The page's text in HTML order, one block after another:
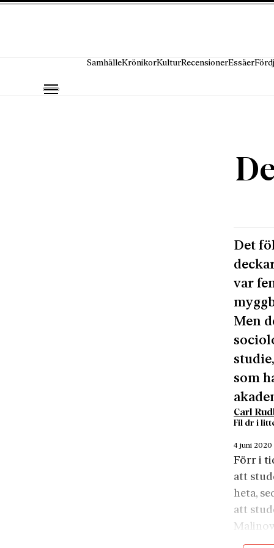
SamhälleKrönikorKulturRecensionerEssäer
Det
var
Men
som
Carl
Fil dr i
4 juni 2020
Förr i
att
heta,
att
skrev